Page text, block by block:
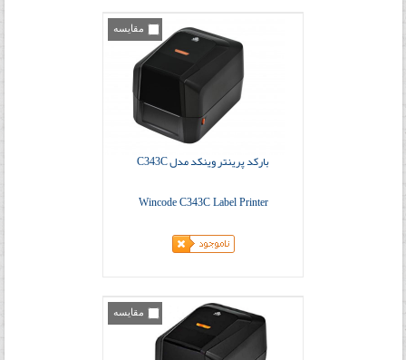
مقایسه
بارکد پرینتر وینکد مدل C343C
Wincode C343C Label Printer
مقایسه